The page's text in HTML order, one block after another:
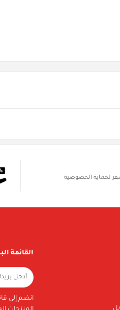
لحماية الخصوصية
القائمة
انضم إلى